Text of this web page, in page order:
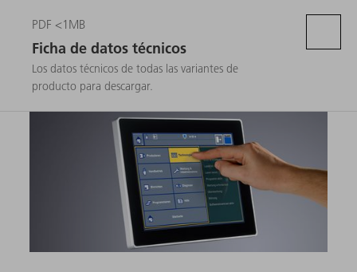
PDF <1MB
Ficha de datos técnicos
Los datos técnicos de todas las variantes de
producto para descargar.